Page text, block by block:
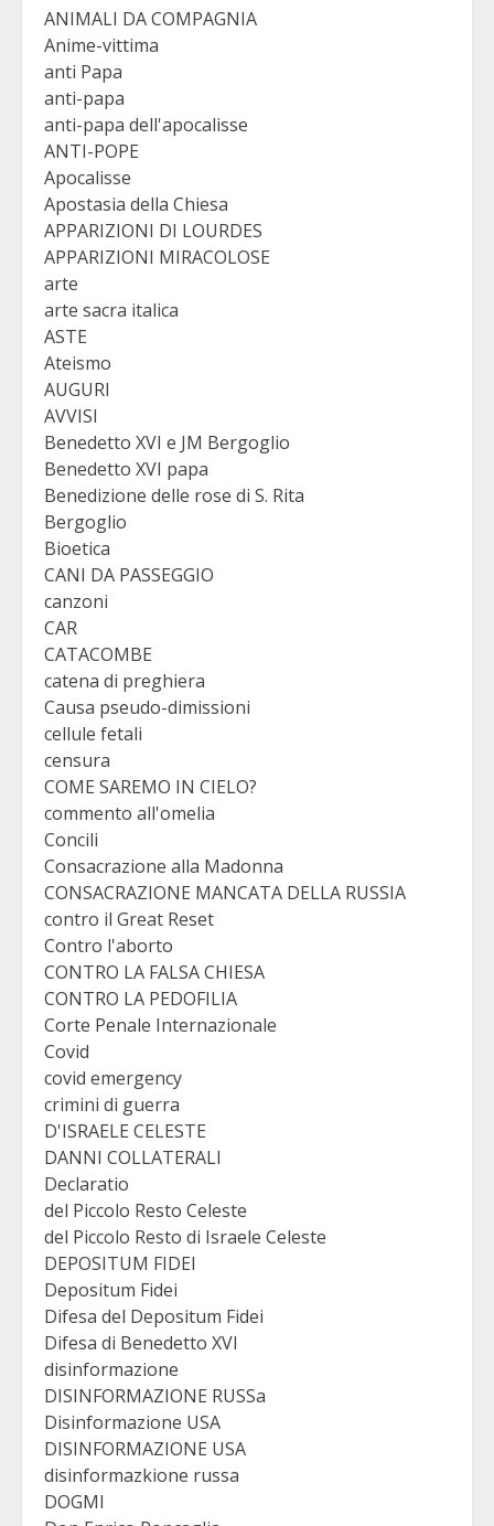
ANIMALI DA COMPAGNIA
Anime-vittima
anti Papa
anti-papa
anti-papa dell'apocalisse
ANTI-POPE
Apocalisse
Apostasia della Chiesa
APPARIZIONI DI LOURDES
APPARIZIONI MIRACOLOSE
arte
arte sacra italica
ASTE
Ateismo
AUGURI
AVVISI
Benedetto XVI e JM Bergoglio
Benedetto XVI papa
Benedizione delle rose di S. Rita
Bergoglio
Bioetica
CANI DA PASSEGGIO
canzoni
CAR
CATACOMBE
catena di preghiera
Causa pseudo-dimissioni
cellule fetali
censura
COME SAREMO IN CIELO?
commento all'omelia
Concili
Consacrazione alla Madonna
CONSACRAZIONE MANCATA DELLA RUSSIA
contro il Great Reset
Contro l'aborto
CONTRO LA FALSA CHIESA
CONTRO LA PEDOFILIA
Corte Penale Internazionale
Covid
covid emergency
crimini di guerra
D'ISRAELE CELESTE
DANNI COLLATERALI
Declaratio
del Piccolo Resto Celeste
del Piccolo Resto di Israele Celeste
DEPOSITUM FIDEI
Depositum Fidei
Difesa del Depositum Fidei
Difesa di Benedetto XVI
disinformazione
DISINFORMAZIONE RUSSa
Disinformazione USA
DISINFORMAZIONE USA
disinformazkione russa
DOGMI